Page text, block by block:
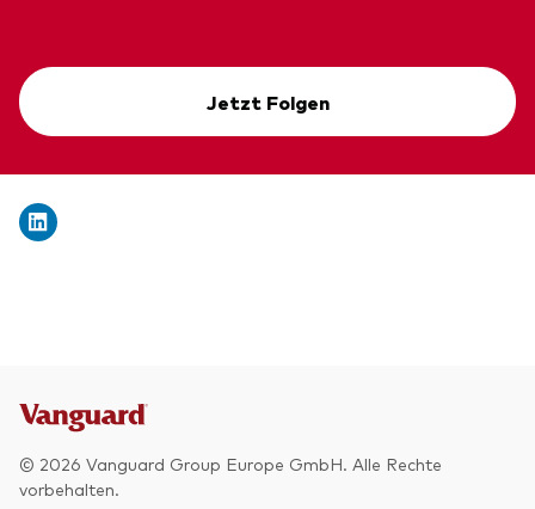
Anbieterliste
Vanguard Modellportfolios
Vanguard Beratungsstudie
Jetzt Folgen
© 2026 Vanguard Group Europe GmbH. Alle Rechte
vorbehalten.